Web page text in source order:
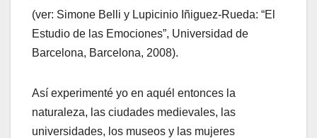
(ver: Simone Belli y Lupicinio Iñiguez-Rueda: “El
Estudio de las Emociones”, Universidad de
Barcelona, Barcelona, 2008).
Así experimenté yo en aquél entonces la
naturaleza, las ciudades medievales, las
universidades, los museos y las mujeres